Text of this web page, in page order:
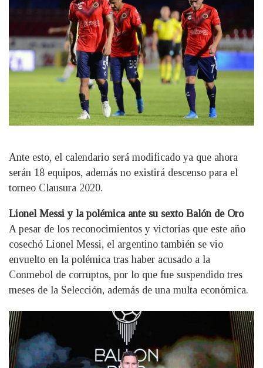
Ante esto, el calendario será modificado ya que ahora
serán 18 equipos, además no existirá descenso para el
torneo Clausura 2020.
Lionel Messi y la polémica ante su sexto Balón de Oro
A pesar de los reconocimientos y victorias que este año
cosechó Lionel Messi, el argentino también se vio
envuelto en la polémica tras haber acusado a la
Conmebol de corruptos, por lo que fue suspendido tres
meses de la Selección, además de una multa económica.